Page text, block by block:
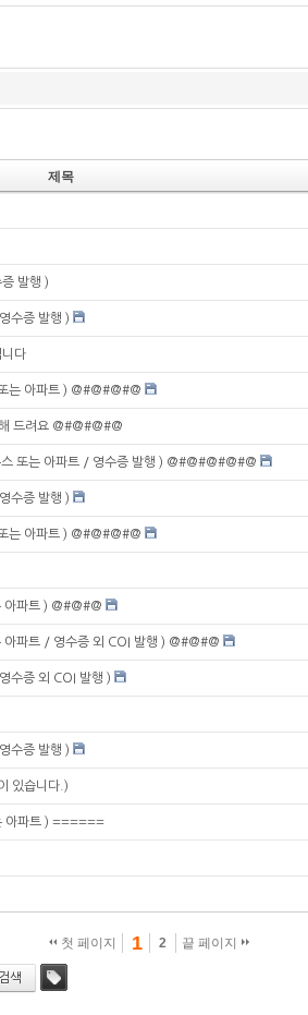
제목
발행 )
수증 발행 )
다
는 아파트 ) @#@#@#@
드려요 @#@#@#@
또는 아파트 / 영수증 발행 ) @#@#@#@#@
수증 발행 )
는 아파트 ) @#@#@#@
아파트 ) @#@#@
파트 / 영수증 외 COI 발행 ) @#@#@
수증 외 COI 발행 )
수증 발행 )
있습니다.)
아파트 ) ======
첫 페이지 1 2 끝 페이지
검색